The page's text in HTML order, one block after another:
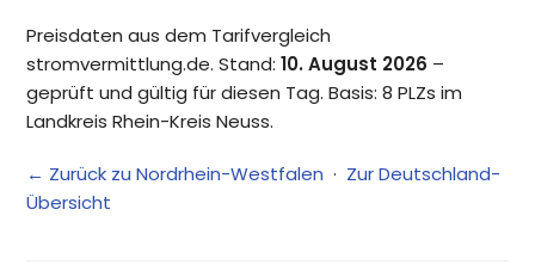
Preisdaten aus dem Tarifvergleich
stromvermittlung.de. Stand:10. August 2026 –
geprüft und gültig für diesen Tag. Basis: 8 PLZs im
Landkreis Rhein-Kreis Neuss.
← Zurück zu Nordrhein-Westfalen · Zur Deutschland-
Übersicht